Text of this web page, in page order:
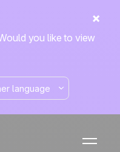
you like to view
alcanza
% con
retail